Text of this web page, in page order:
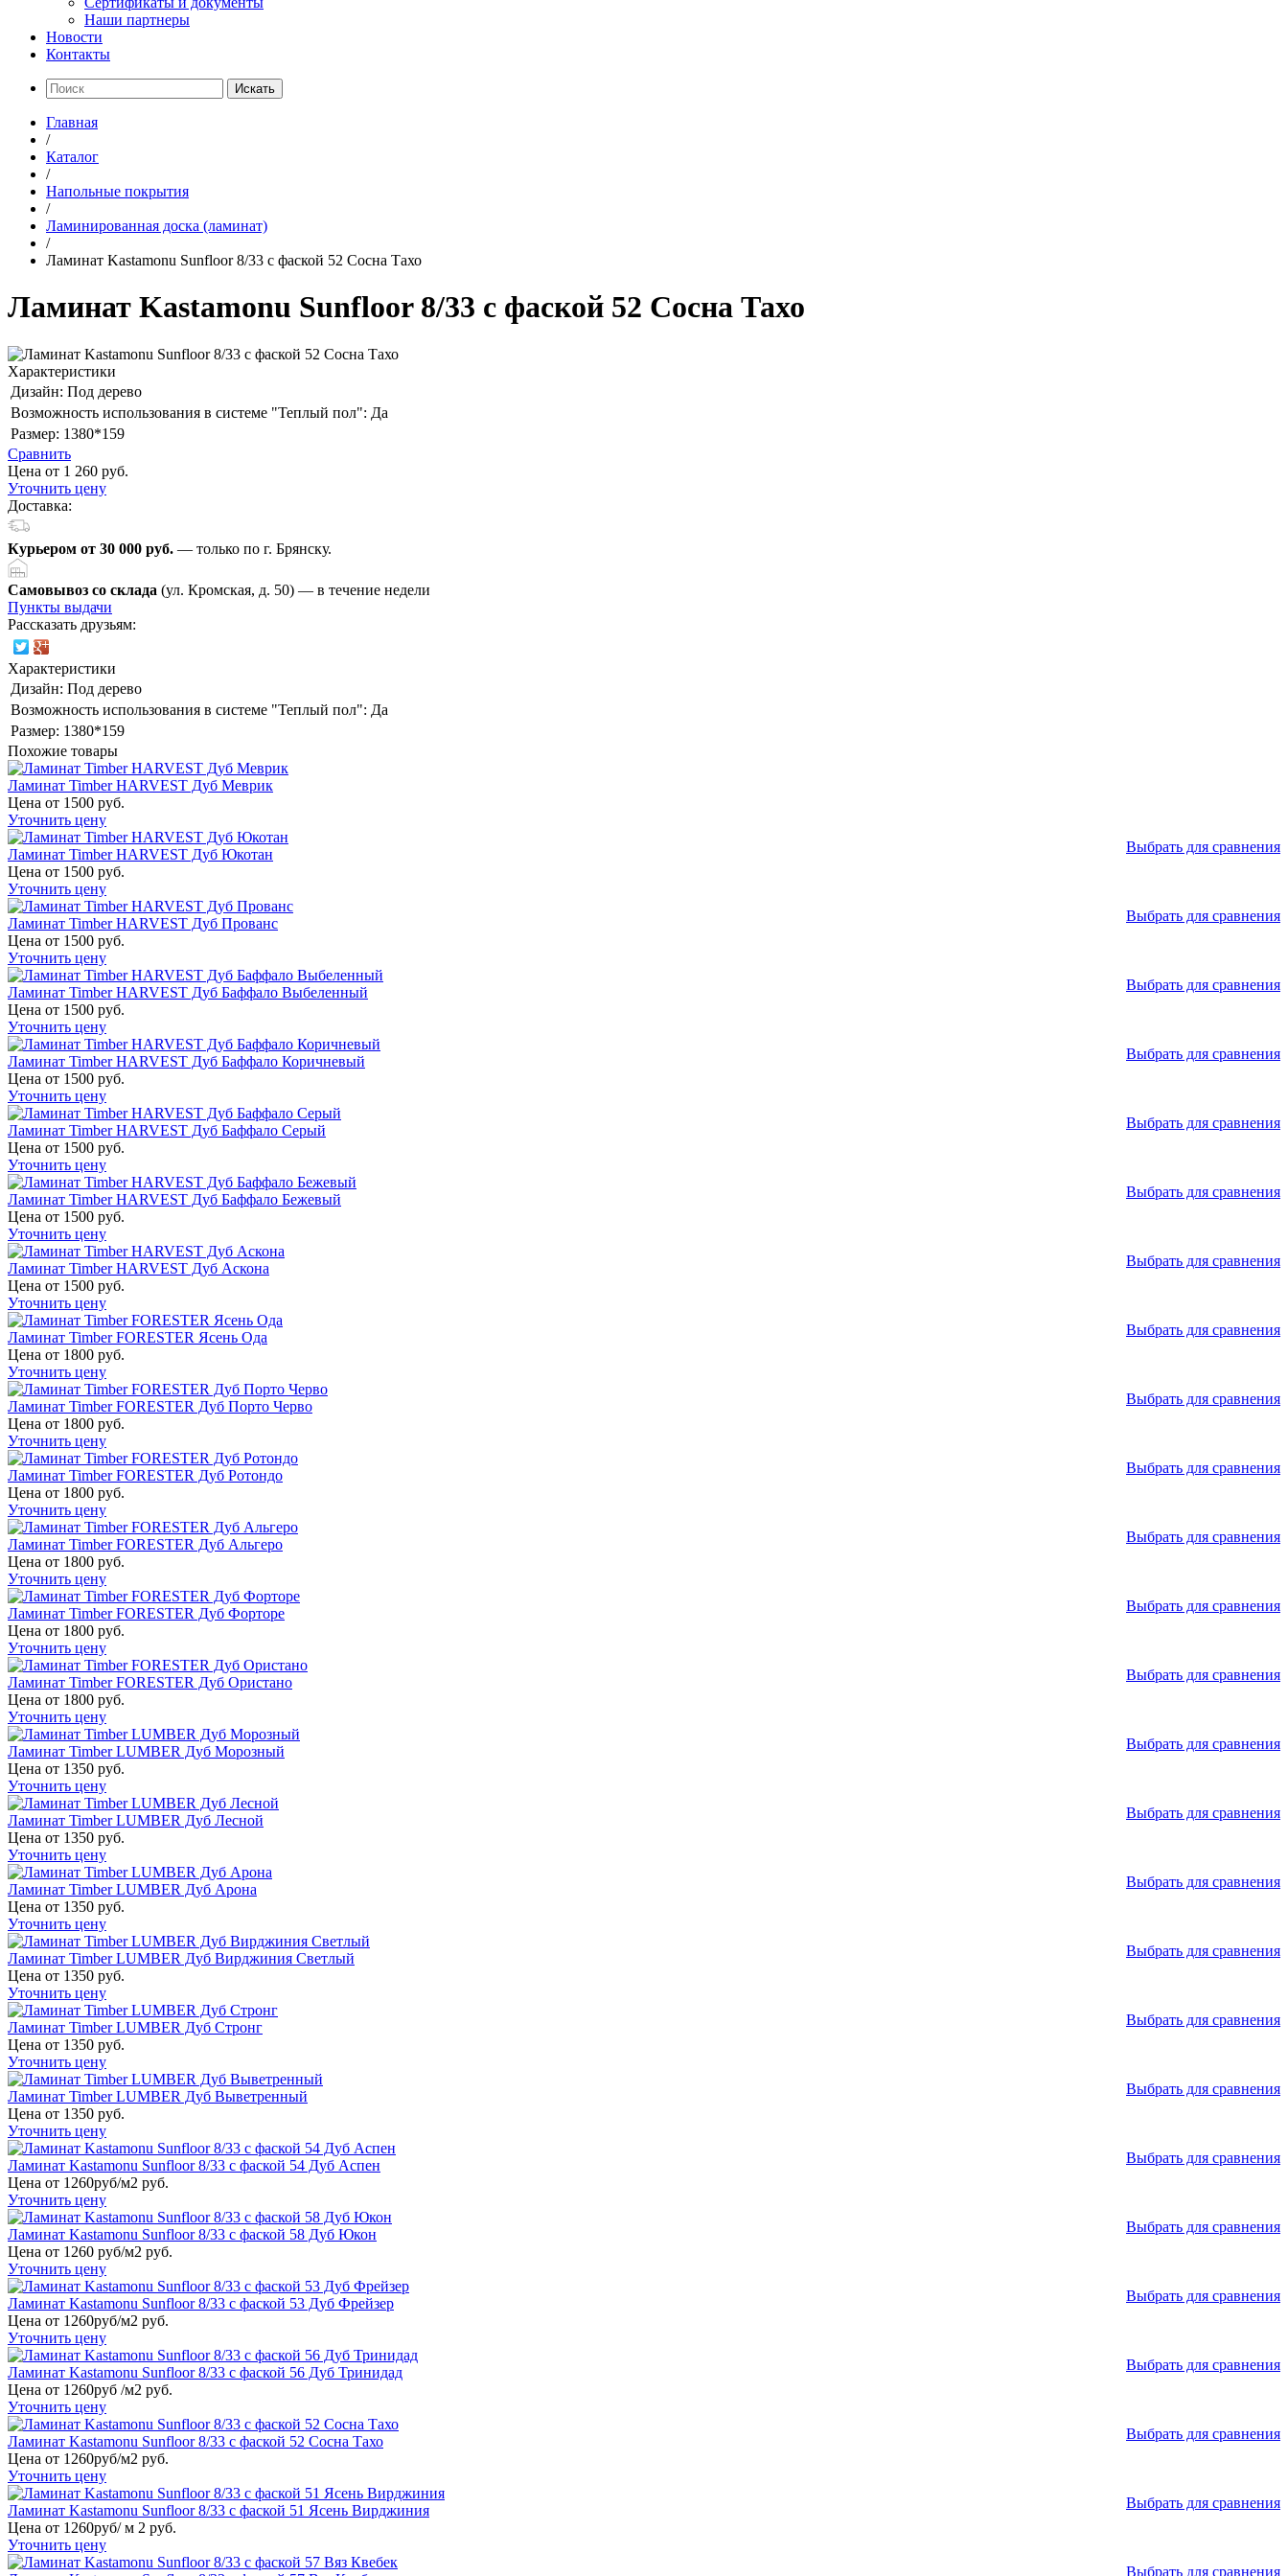
Наши партнеры
Новости
Контакты
Искать
Главная
/
Каталог
/
Напольные покрытия
/
Ламинированная доска (ламинат)
/
Ламинат Kastamonu Sunfloor 8/33 с фаской 52 Сосна Тахо
Ламинат Kastamonu Sunfloor 8/33 с фаской 52 Сосна Тахо
Характеристики
Дизайн: Под дерево
Возможность использования в системе "Теплый пол": Да
Размер: 1380*159
Сравнить
Цена от 1 260 руб.
Уточнить цену
Доставка:
Курьером от 30 000 руб. — только по г. Брянску.
Самовывоз со склада (ул. Кромская, д. 50) — в течение недели
Пункты выдачи
Рассказать друзьям:
Характеристики
Дизайн: Под дерево
Возможность использования в системе "Теплый пол": Да
Размер: 1380*159
Похожие товары
Ламинат Timber HARVEST Дуб Меврик
Цена от 1500 руб.
Уточнить цену
Выбрать для сравнения
Ламинат Timber HARVEST Дуб Юкотан
Цена от 1500 руб.
Уточнить цену
Выбрать для сравнения
Ламинат Timber HARVEST Дуб Прованс
Цена от 1500 руб.
Уточнить цену
Выбрать для сравнения
Ламинат Timber HARVEST Дуб Баффало Выбеленный
Цена от 1500 руб.
Уточнить цену
Выбрать для сравнения
Ламинат Timber HARVEST Дуб Баффало Коричневый
Цена от 1500 руб.
Уточнить цену
Выбрать для сравнения
Ламинат Timber HARVEST Дуб Баффало Серый
Цена от 1500 руб.
Уточнить цену
Выбрать для сравнения
Ламинат Timber HARVEST Дуб Баффало Бежевый
Цена от 1500 руб.
Уточнить цену
Выбрать для сравнения
Ламинат Timber HARVEST Дуб Аскона
Цена от 1500 руб.
Уточнить цену
Выбрать для сравнения
Ламинат Timber FORESTER Ясень Ода
Цена от 1800 руб.
Уточнить цену
Выбрать для сравнения
Ламинат Timber FORESTER Дуб Порто Черво
Цена от 1800 руб.
Уточнить цену
Выбрать для сравнения
Ламинат Timber FORESTER Дуб Ротондо
Цена от 1800 руб.
Уточнить цену
Выбрать для сравнения
Ламинат Timber FORESTER Дуб Альгеро
Цена от 1800 руб.
Уточнить цену
Выбрать для сравнения
Ламинат Timber FORESTER Дуб Форторе
Цена от 1800 руб.
Уточнить цену
Выбрать для сравнения
Ламинат Timber FORESTER Дуб Ористано
Цена от 1800 руб.
Уточнить цену
Выбрать для сравнения
Ламинат Timber LUMBER Дуб Морозный
Цена от 1350 руб.
Уточнить цену
Выбрать для сравнения
Ламинат Timber LUMBER Дуб Лесной
Цена от 1350 руб.
Уточнить цену
Выбрать для сравнения
Ламинат Timber LUMBER Дуб Арона
Цена от 1350 руб.
Уточнить цену
Выбрать для сравнения
Ламинат Timber LUMBER Дуб Вирджиния Светлый
Цена от 1350 руб.
Уточнить цену
Выбрать для сравнения
Ламинат Timber LUMBER Дуб Стронг
Цена от 1350 руб.
Уточнить цену
Выбрать для сравнения
Ламинат Timber LUMBER Дуб Выветренный
Цена от 1350 руб.
Уточнить цену
Выбрать для сравнения
Ламинат Kastamonu Sunfloor 8/33 с фаской 54 Дуб Аспен
Цена от 1260руб/м2 руб.
Уточнить цену
Выбрать для сравнения
Ламинат Kastamonu Sunfloor 8/33 с фаской 58 Дуб Юкон
Цена от 1260 руб/м2 руб.
Уточнить цену
Выбрать для сравнения
Ламинат Kastamonu Sunfloor 8/33 с фаской 53 Дуб Фрейзер
Цена от 1260руб/м2 руб.
Уточнить цену
Выбрать для сравнения
Ламинат Kastamonu Sunfloor 8/33 с фаской 56 Дуб Тринидад
Цена от 1260руб /м2 руб.
Уточнить цену
Выбрать для сравнения
Ламинат Kastamonu Sunfloor 8/33 с фаской 52 Сосна Тахо
Цена от 1260руб/м2 руб.
Уточнить цену
Выбрать для сравнения
Ламинат Kastamonu Sunfloor 8/33 с фаской 51 Ясень Вирджиния
Цена от 1260руб/ м 2 руб.
Уточнить цену
Выбрать для сравнения